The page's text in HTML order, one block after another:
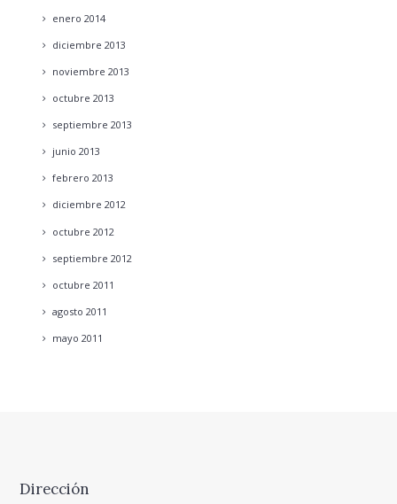
enero 2014
diciembre 2013
noviembre 2013
octubre 2013
septiembre 2013
junio 2013
febrero 2013
diciembre 2012
octubre 2012
septiembre 2012
octubre 2011
agosto 2011
mayo 2011
Dirección